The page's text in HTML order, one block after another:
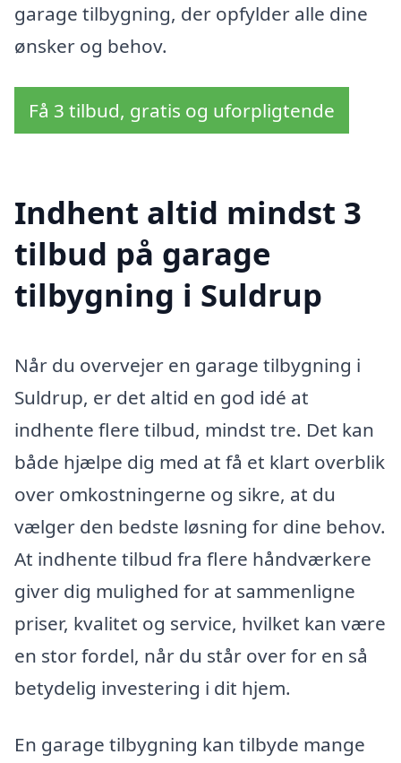
garage tilbygning, der opfylder alle dine
ønsker og behov.
Få 3 tilbud, gratis og uforpligtende
Indhent altid mindst 3
tilbud på garage
tilbygning i Suldrup
Når du overvejer en garage tilbygning i
Suldrup, er det altid en god idé at
indhente flere tilbud, mindst tre. Det kan
både hjælpe dig med at få et klart overblik
over omkostningerne og sikre, at du
vælger den bedste løsning for dine behov.
At indhente tilbud fra flere håndværkere
giver dig mulighed for at sammenligne
priser, kvalitet og service, hvilket kan være
en stor fordel, når du står over for en så
betydelig investering i dit hjem.
En garage tilbygning kan tilbyde mange